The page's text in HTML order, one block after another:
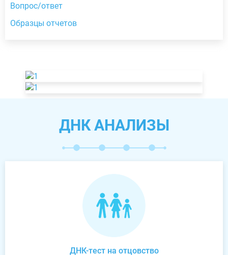
Вопрос/ответ
Образцы отчетов
ДНК АНАЛИЗЫ
ДНК-тест на отцовство